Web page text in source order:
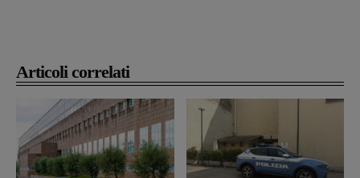
Articoli correlati